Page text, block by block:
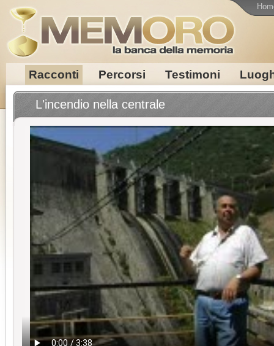
Racconti Percorsi Testimoni
L'incendio nella centrale